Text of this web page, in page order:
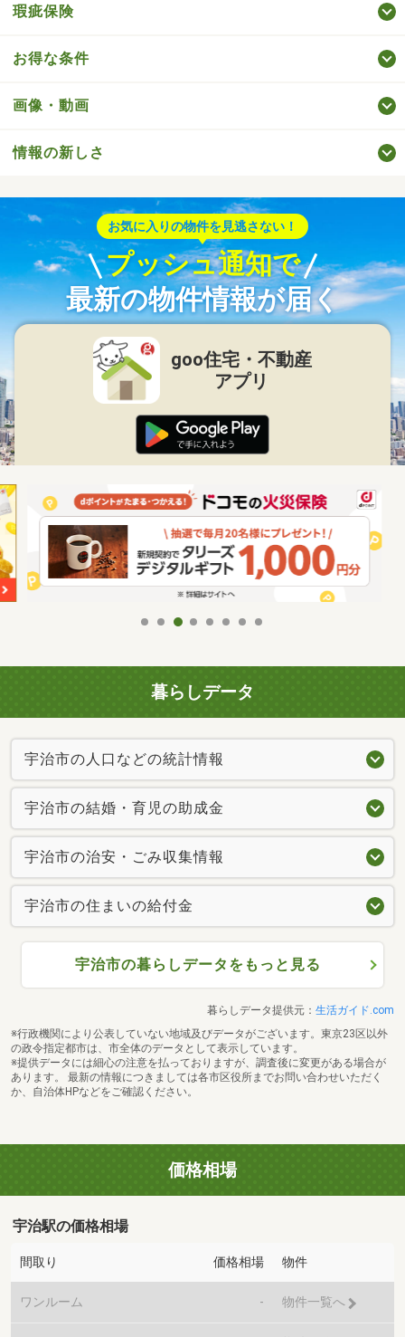
瑕疵保険
お得な条件
画像・動画
情報の新しさ
お気に入りの物件を見逃さない！
プッシュ通知で
最新の物件情報が届く
goo住宅・不動産
アプリ
暮らしデータ
宇治市の人口などの統計情報
宇治市の結婚・育児の助成金
宇治市の治安・ごみ収集情報
宇治市の住まいの給付金
宇治市の暮らしデータをもっと見る
暮らしデータ提供元： 生活ガイド.com
※行政機関により公表していない地域及びデータがございます。東京23区以外
の政令指定都市は、市全体のデータとして表示しています。
※提供データには細心の注意を払っておりますが、調査後に変更がある場合が
あります。 最新の情報につきましては各市区役所までお問い合わせいただく
か、自治体HPなどをご確認ください。
価格相場
宇治駅の価格相場
間取り 価格相場 物件
ワンルーム - 物件一覧へ